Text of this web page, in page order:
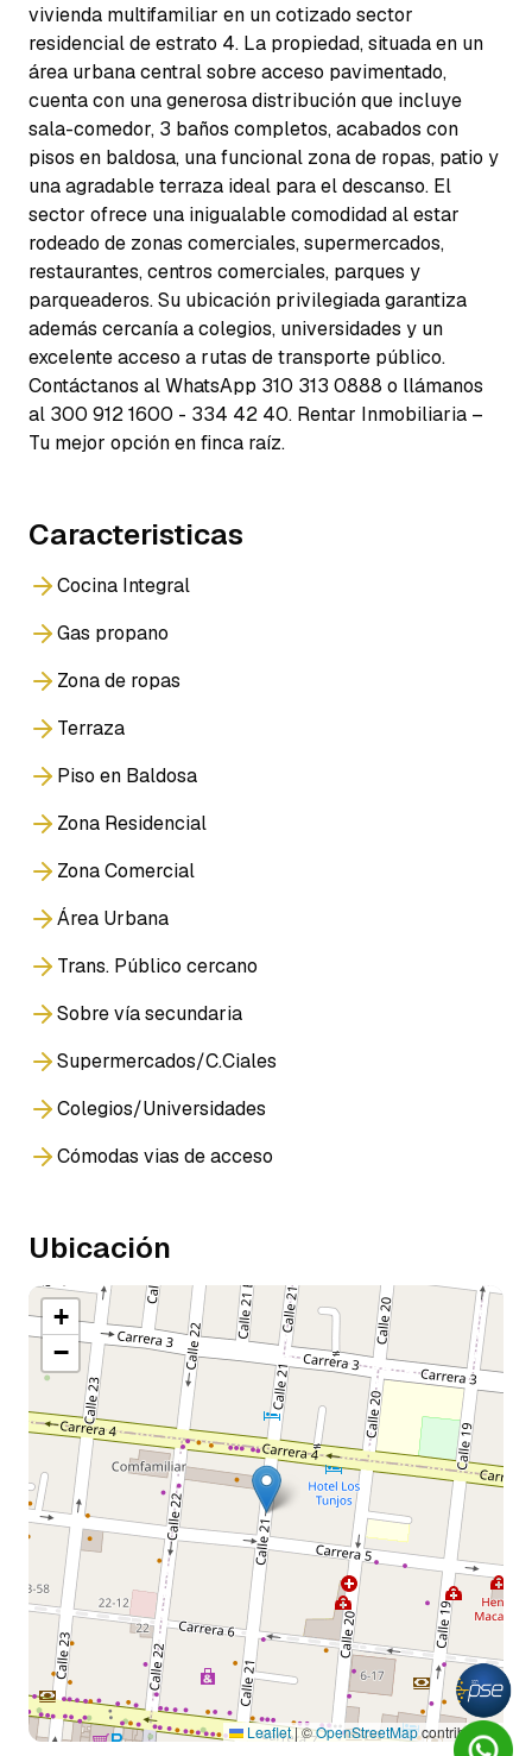
vivienda multifamiliar en un cotizado sector
residencial de estrato 4. La propiedad, situada en un
área urbana central sobre acceso pavimentado,
cuenta con una generosa distribución que incluye
sala-comedor, 3 baños completos, acabados con
pisos en baldosa, una funcional zona de ropas, patio y
una agradable terraza ideal para el descanso. El
sector ofrece una inigualable comodidad al estar
rodeado de zonas comerciales, supermercados,
restaurantes, centros comerciales, parques y
parqueaderos. Su ubicación privilegiada garantiza
además cercanía a colegios, universidades y un
excelente acceso a rutas de transporte público.
Contáctanos al WhatsApp 310 313 0888 o llámanos
al 300 912 1600 - 334 42 40. Rentar Inmobiliaria –
Tu mejor opción en finca raíz.
Caracteristicas
Cocina Integral
Gas propano
Zona de ropas
Terraza
Piso en Baldosa
Zona Residencial
Zona Comercial
Área Urbana
Trans. Público cercano
Sobre vía secundaria
Supermercados/C.Ciales
Colegios/Universidades
Cómodas vias de acceso
Ubicación
+
−
Leaflet|©OpenStreetMapcontributors